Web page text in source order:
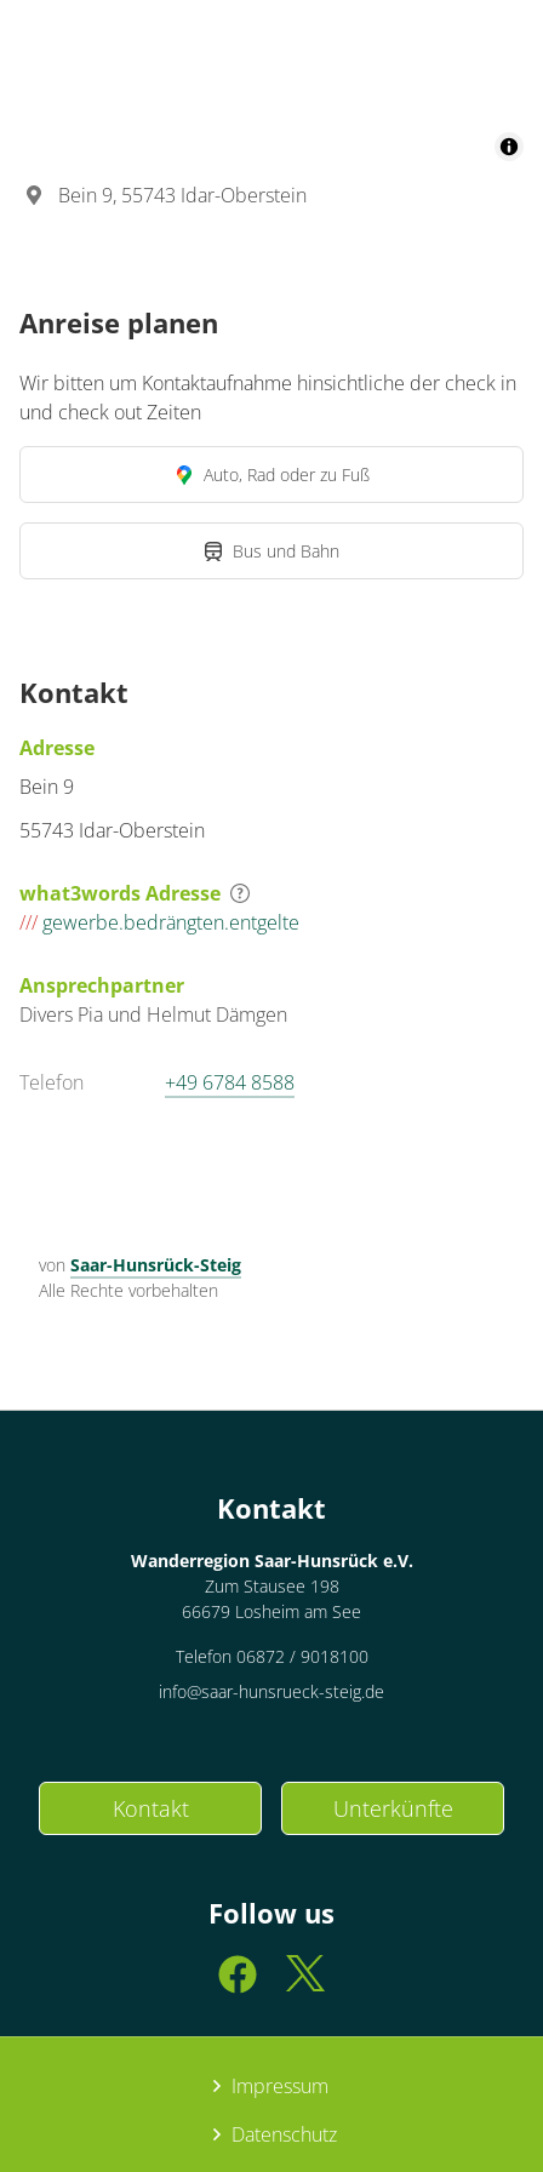
Bein 9, 55743 Idar-Oberstein
Anreise planen
Wir bitten um Kontaktaufnahme hinsichtliche der check in
und check out Zeiten
Auto, Rad oder zu Fuß
Bus und Bahn
Kontakt
Adresse
Bein 9
55743 Idar-Oberstein
what3words Adresse
/// gewerbe.bedrängten.entgelte
Ansprechpartner
Divers Pia und Helmut Dämgen
Telefon +49 6784 8588
von Saar-Hunsrück-Steig
Alle Rechte vorbehalten
Kontakt
Wanderregion Saar-Hunsrück e.V.
Zum Stausee 198
66679 Losheim am See
Telefon 06872 / 9018100
info@saar-hunsrueck-steig.de
Kontakt Unterkünfte
Follow us
Impressum
Datenschutz